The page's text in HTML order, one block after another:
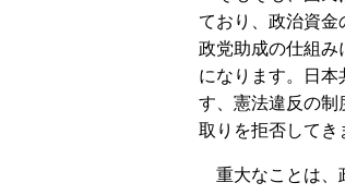
ており、政治資金
政党助成の仕組み
になります。日
す、憲法違反の制
取りを拒否してき
重大なことは、